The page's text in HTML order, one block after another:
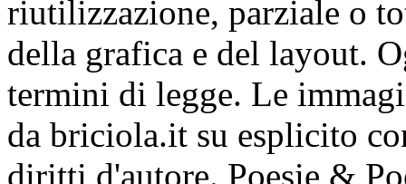
riutilizzazione, parziale o
della grafica e del layout.
termini di legge. Le
da briciola.it su esplicito
diritti d'autore. Poesie &